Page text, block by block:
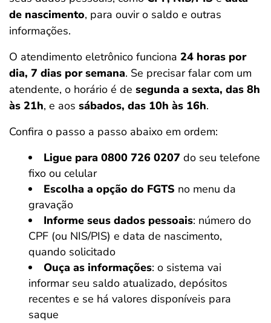
de nascimento, para ouvir o saldo e outras
informações.
O atendimento eletrônico funciona 24 horas por
dia, 7 dias por semana. Se precisar falar com um
atendente, o horário é de segunda a sexta, das 8h
às 21h, e aos sábados, das 10h às 16h.
Confira o passo a passo abaixo em ordem:
Ligue para 0800 726 0207 do seu telefone
fixo ou celular
Escolha a opção do FGTS no menu da
gravação
Informe seus dados pessoais: número do
CPF (ou NIS/PIS) e data de nascimento,
quando solicitado
Ouça as informações: o sistema vai
informar seu saldo atualizado, depósitos
recentes e se há valores disponíveis para
saque